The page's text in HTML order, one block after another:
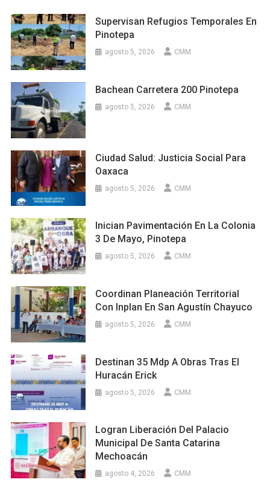
Supervisan Refugios Temporales En
Pinotepa
agosto 5, 2026 CMM
Bachean Carretera 200 Pinotepa
agosto 5, 2026 CMM
Ciudad Salud: Justicia Social Para
Oaxaca
agosto 5, 2026 CMM
Inician Pavimentación En La Colonia
3 De Mayo, Pinotepa
agosto 5, 2026 CMM
Coordinan Planeación Territorial
Con Inplan En San Agustín Chayuco
agosto 5, 2026 CMM
Destinan 35 Mdp A Obras Tras El
Huracán Erick
agosto 5, 2026 CMM
Logran Liberación Del Palacio
Municipal De Santa Catarina
Mechoacán
agosto 4, 2026 CMM